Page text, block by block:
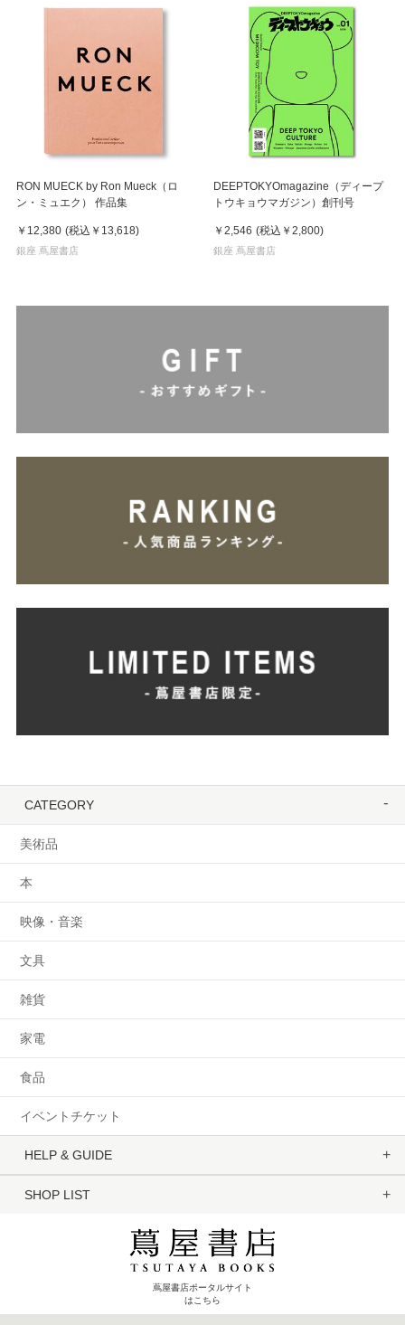
RON MUECK by Ron Mueck（ロ
ン・ミュエク） 作品集
￥12,380 (税込 ￥13,618)
銀座 蔦屋書店
DEEPTOKYOmagazine（ディープ
トウキョウマガジン）創刊号
￥2,546 (税込 ￥2,800)
銀座 蔦屋書店
CATEGORY
美術品
本
映像・音楽
文具
雑貨
家電
食品
イベントチケット
HELP & GUIDE
SHOP LIST
蔦屋書店ポータルサイト
はこちら